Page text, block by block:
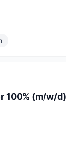
100% (m/w/d)